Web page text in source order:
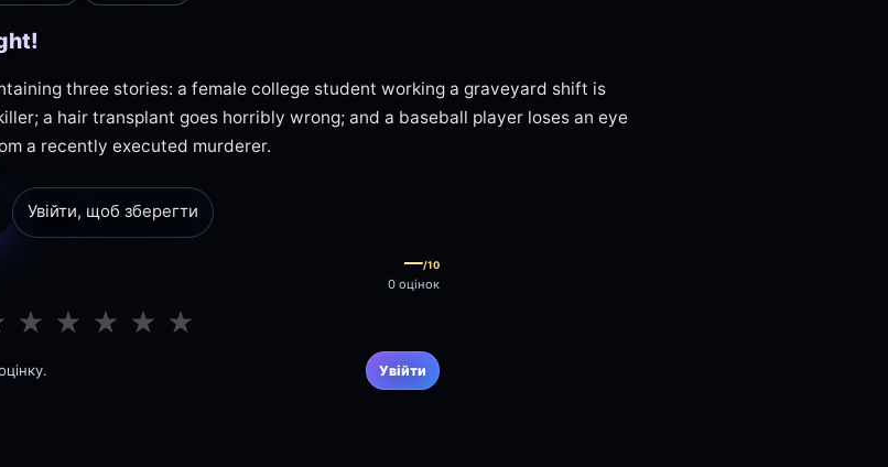
three stories: a female college student working a graveyard shift is
a hair transplant goes horribly wrong; and a baseball player loses an eye
a recently executed murderer.
Увійти, щоб зберегти
—/10
0 оцінок
★ ★ ★ ★ ★
Увійти